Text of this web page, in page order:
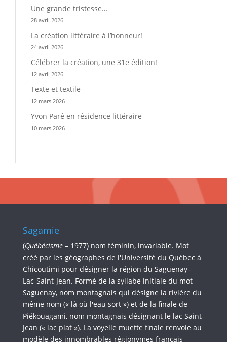
Une grande tristesse…
28 avril 2026
La création littéraire à l’honneur!
24 avril 2026
Célébrer la création, une 31e édition!
12 avril 2026
Texte et textile
12 mars 2026
Yvon Paré en résidence littéraire
10 mars 2026
Sagamie
(Québécisme – 1977) nom féminin, invariable. Mot
créé par les géographes de l'Université du Québec à
Chicoutimi pour désigner la région du Saguenay–
Lac-Saint-Jean. Formé de la syllabe initiale du mot
Saguenay, nom montagnais qui désigne la rivière du
même nom (« là où l'eau sort ») et de la finale de
Piékouagami, nom montagnais désignant le lac Saint-
Jean (« lac plat »). La voyelle muette finale renvoie au
modèle des innombrables régionymes français